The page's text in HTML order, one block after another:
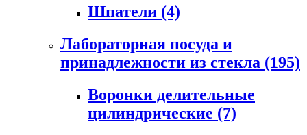
Шпатели (4)
Лабораторная посуда и
принадлежности из стекла (195)
Воронки делительные
цилиндрические (7)